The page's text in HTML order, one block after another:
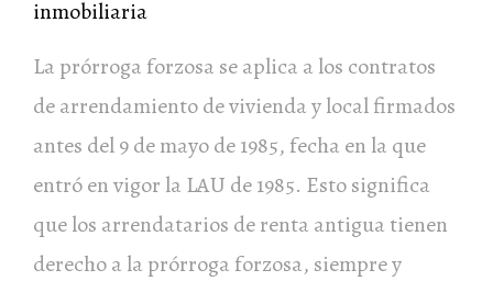
inmobiliaria
La prórroga forzosa se aplica a los contratos
de arrendamiento de vivienda y local firmados
antes del 9 de mayo de 1985, fecha en la que
entró en vigor la LAU de 1985. Esto significa
que los arrendatarios de renta antigua tienen
derecho a la prórroga forzosa, siempre y